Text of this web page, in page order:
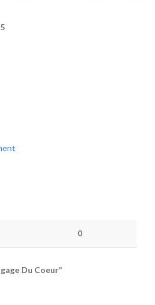
0
Du Coeur”